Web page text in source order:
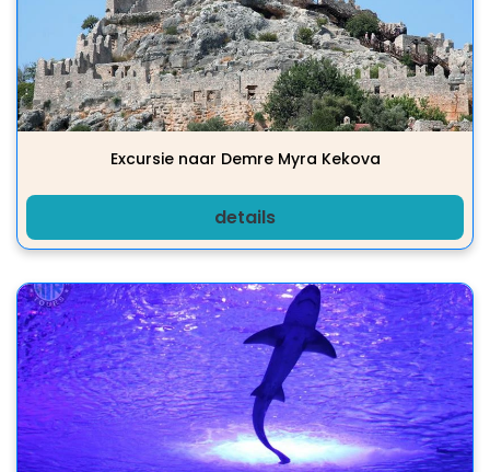
Excursie naar Demre Myra Kekova
details